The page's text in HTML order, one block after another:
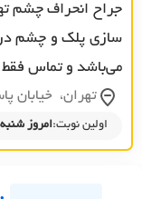
جراح انحراف چشم
می‌باشد و تماس
تهران، خيابان
اولین نوبت:امروز شنبه 17مرداد